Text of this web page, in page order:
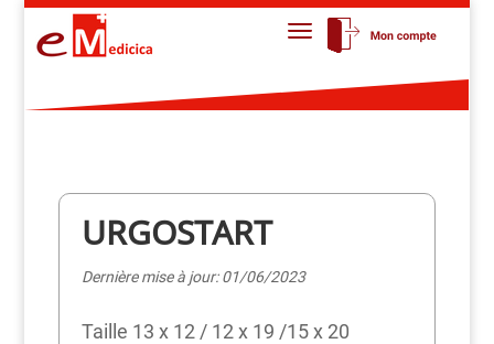
URGOSTART
Dernière mise à jour: 01/06/2023
Taille 13 x 12 / 12 x 19 /15 x 20